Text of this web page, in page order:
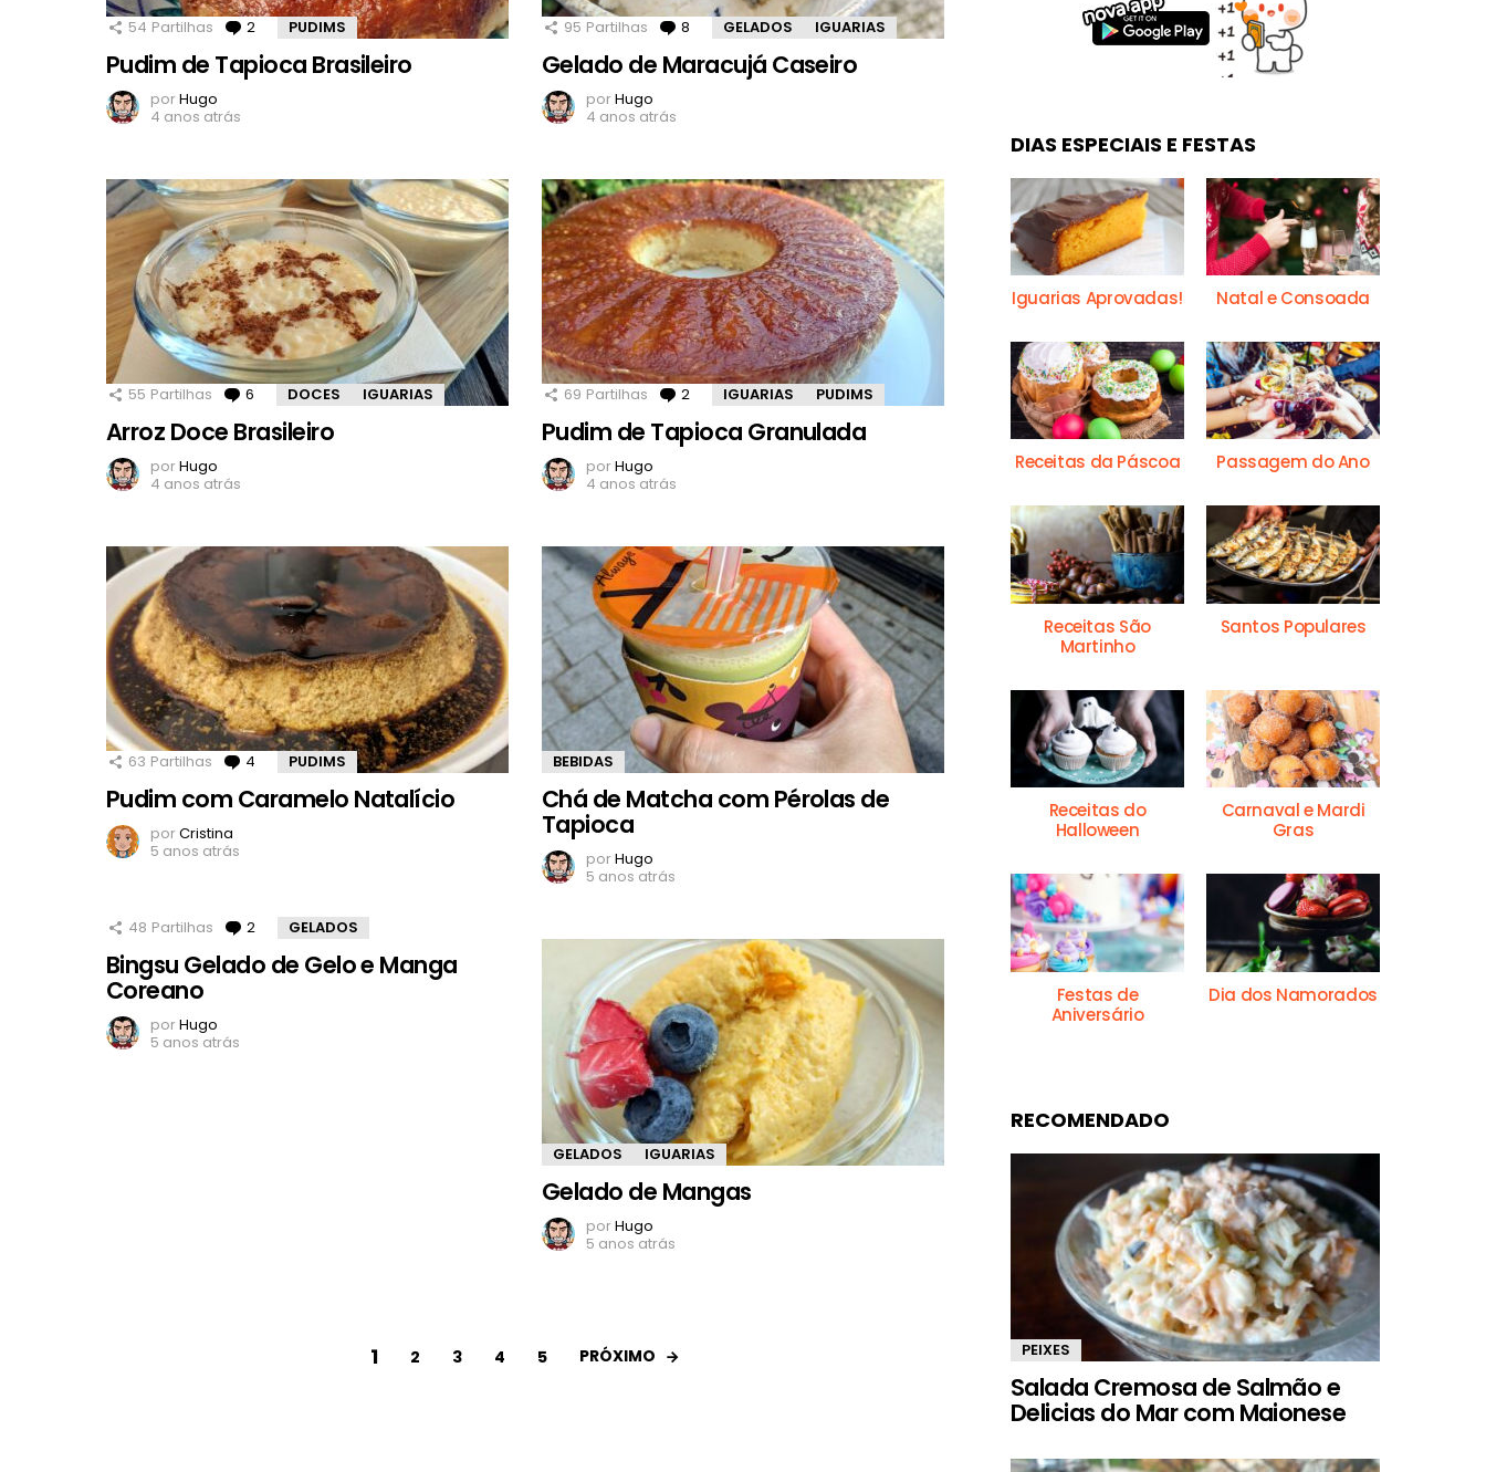
54 Partilhas 2 Comentários
PUDIMS
Pudim de Tapioca Brasileiro
porHugo
4 anos atrás
95 Partilhas 8 Comentários
GELADOS IGUARIAS
Gelado de Maracujá Caseiro
porHugo
4 anos atrás
55 Partilhas 6 Comentários
DOCES IGUARIAS
Arroz Doce Brasileiro
porHugo
4 anos atrás
69 Partilhas 2 Comentários
IGUARIAS PUDIMS
Pudim de Tapioca Granulada
porHugo
4 anos atrás
63 Partilhas 4 Comentários
PUDIMS
Pudim com Caramelo Natalício
porCristina
5 anos atrás
BEBIDAS
Chá de Matcha com Pérolas de
Tapioca
porHugo
5 anos atrás
48 Partilhas 2 Comentários
GELADOS
Bingsu Gelado de Gelo e Manga
Coreano
porHugo
5 anos atrás
GELADOS IGUARIAS
Gelado de Mangas
porHugo
5 anos atrás
1 2 3 4 5 PRÓXIMO
DIAS ESPECIAIS E FESTAS
Iguarias Aprovadas! Natal e Consoada
Receitas da Páscoa Passagem do Ano
Receitas São
Martinho
Santos Populares
Receitas do
Halloween
Carnaval e Mardi
Gras
Festas de
Aniversário
Dia dos Namorados
RECOMENDADO
PEIXES
Salada Cremosa de Salmão e
Delicias do Mar com Maionese